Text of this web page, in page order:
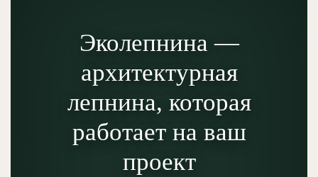
Эколепнина —
архитектурная
лепнина, которая
работает на ваш
проект